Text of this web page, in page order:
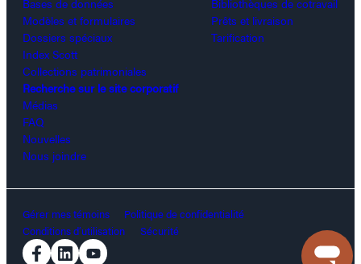
Bases de données
Modèles et formulaires
Dossiers spéciaux
Index Scott
Collections patrimoniales
Bibliothèques de cotravail
Prêts et livraison
Tarification
Recherche sur le site corporatif
Médias
FAQ
Nouvelles
Nous joindre
Gérer mes témoins
Politique de confidentialité
Conditions d’utilisation
Sécurité